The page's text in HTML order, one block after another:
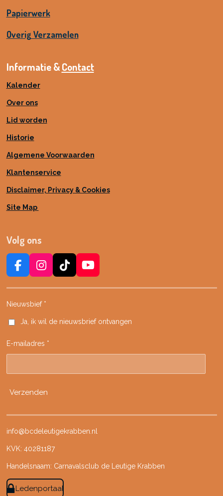
Papierwerk
Overig Verzamelen
Informatie &Contact
Kalender
Over ons
Lid worden
Historie
Algemene Voorwaarden
Klantenservice
Disclaimer, Privacy & Cookies
Site Map
Volg ons
F
c
e
o
k
I
s
t
g
a
m
T
k
k
Y
u
b
Nieuwsbief *
Ja, ik wil de nieuwsbrief ontvangen
E-mailadres *
Verzenden
info@bcdeleutigekrabben.nl
KVK: 40281187
Handelsnaam: Carnavalsclub de Leutige Krabben
Ledenportaal